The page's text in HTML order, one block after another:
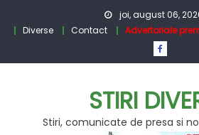
joi, august 06,
Diverse
Contact Advertoriale
STIRI
Stiri, comunicate de presa si